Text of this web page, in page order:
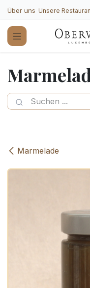
Zum Inhalt springen
Über uns Unsere
Marmelade